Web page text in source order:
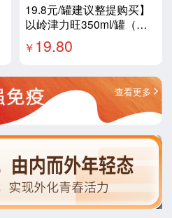
19.8元/罐建议整提购买】
以岭津力旺350ml/罐（一
提12罐）好
￥ 19.80
查看更多